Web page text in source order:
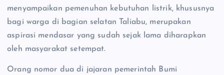
menyampaikan pemenuhan kebutuhan listrik, khususnya
bagi warga di bagian selatan Taliabu, merupakan
aspirasi mendasar yang sudah sejak lama diharapkan
oleh masyarakat setempat.
Orang nomor dua di jajaran pemerintah Bumi